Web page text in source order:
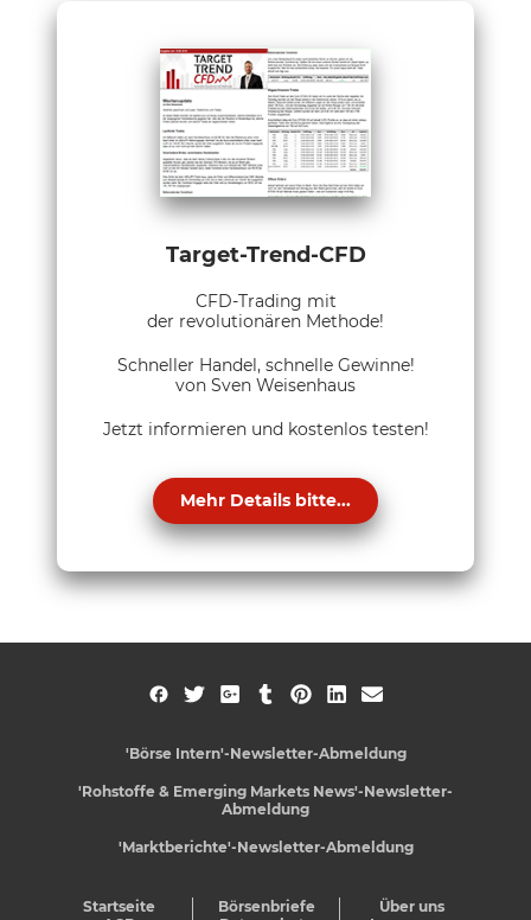
Target-Trend-CFD
CFD-Trading mit
der revolutionären Methode!
Schneller Handel, schnelle Gewinne!
von Sven Weisenhaus
Jetzt informieren und kostenlos testen!
Mehr Details bitte...
'Börse Intern'-Newsletter-Abmeldung
'Rohstoffe & Emerging Markets News'-Newsletter-
Abmeldung
'Marktberichte'-Newsletter-Abmeldung
Startseite Börsenbriefe
Über uns